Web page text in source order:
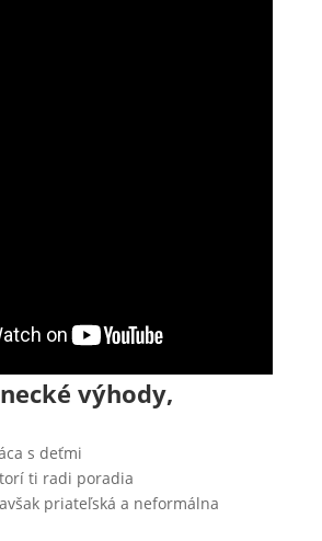
výhody,
s deťmi
ti radi poradia
priateľská a neformálna